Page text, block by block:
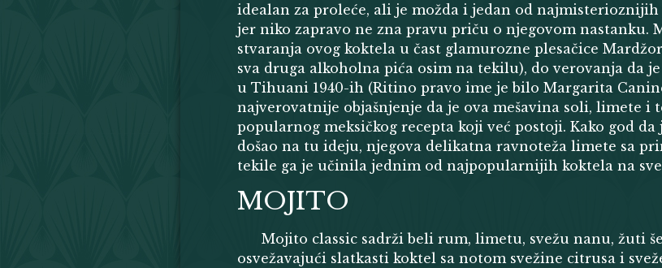
idealan za proleće, ali je možda i jedan od
jer niko zapravo ne zna pravu priču o njegovom nastanku.
stvaranja ovog koktela u čast glamurozne plesačice
sva druga alkoholna pića osim na tekilu), do verovanja da
u Tihuani 1940-ih (Ritino pravo ime je bilo Margarita
najverovatnije objašnjenje da je ova mešavina soli, limete i
popularnog meksičkog recepta koji već postoji. Kako god da
došao na tu ideju, njegova delikatna ravnoteža limete sa
tekile ga je učinila jednim od najpopularnijih koktela na
MOJITO
Mojito classic sadrži beli rum, limetu, svežu nanu, žuti
osvežavajući slatkasti koktel sa notom svežine citrusa i